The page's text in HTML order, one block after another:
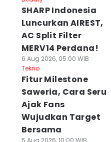
SHARP Indonesia
Luncurkan AIREST,
AC Split Filter
MERV14 Perdana!
6 Aug 2026, 05:00 WIB
Tekno
Fitur Milestone
Saweria, Cara Seru
Ajak Fans
Wujudkan Target
Bersama
5 Aug 2026, 10:00 WIB